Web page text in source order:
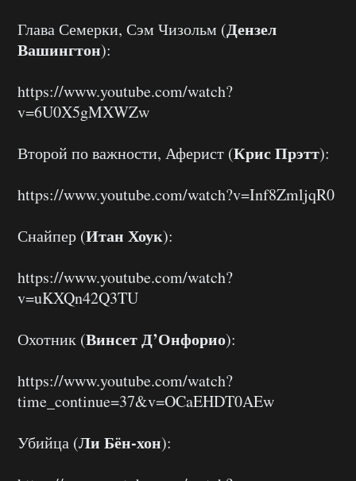
Глава Семерки, Сэм Чизольм (Дензел
Вашингтон):
https://www.youtube.com/watch?
v=6U0X5gMXWZw
Второй по важности, Аферист (Крис Прэтт):
https://www.youtube.com/watch?v=Inf8ZmljqR0
Снайпер (Итан Хоук):
https://www.youtube.com/watch?
v=uKXQn42Q3TU
Охотник (Винсет Д’Онфорио):
https://www.youtube.com/watch?
time_continue=37&v=OCaEHDT0AEw
Убийца (Ли Бён-хон):